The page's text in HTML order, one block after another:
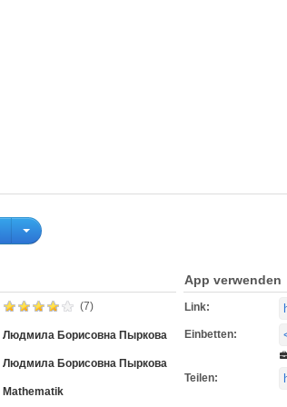
(7)
Людмила Борисовна Пыркова
Людмила Борисовна Пыркова
Mathematik
App verwenden
Link:
Einbetten:
Teilen: